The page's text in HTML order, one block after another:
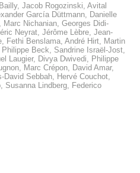
Jacob Rogozinski, Avital
García Düttmann, Danielle
Nichanian, Georges Didi-
Neyrat, Jérôme Lèbre, Jean-
Fethi Benslama, André Hirt, Martin
Beck, Sandrine Israël-Jost,
Laugier, Divya Dwivedi, Philippe
Marc Crépon, David Amar,
Sebbah, Hervé Couchot,
Susanna Lindberg, Federico